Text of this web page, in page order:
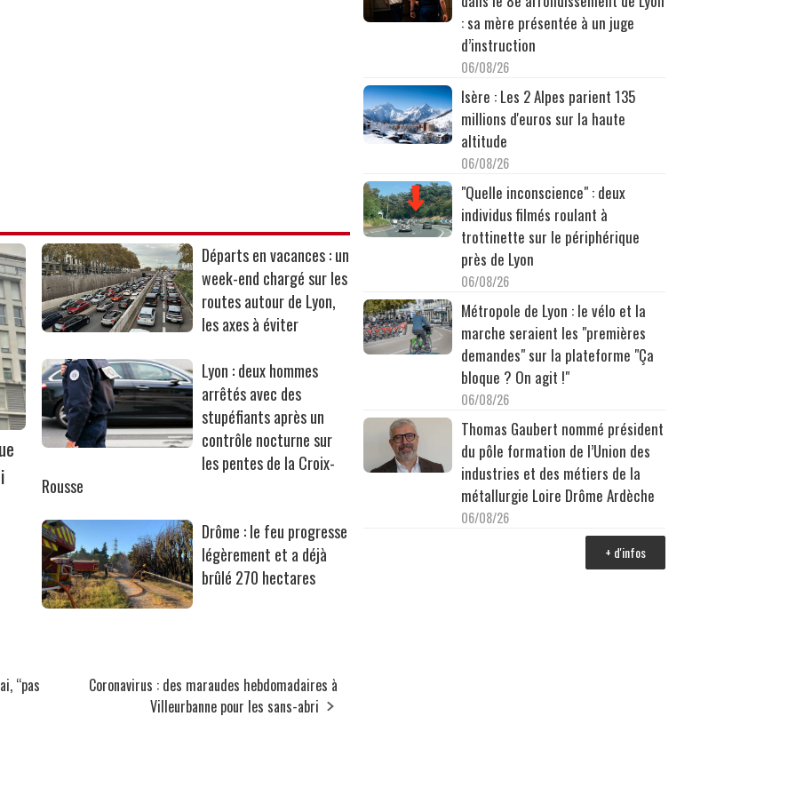
Départs en vacances : un
week-end chargé sur les
routes autour de Lyon,
les axes à éviter
Lyon : deux hommes
arrêtés avec des
stupéfiants après un
contrôle nocturne sur
les pentes de la Croix-
Rousse
Drôme : le feu progresse
légèrement et a déjà
brûlé 270 hectares
“pas
Coronavirus : des maraudes hebdomadaires à
Villeurbanne pour les sans-abri
: sa mère présentée à un juge
d’instruction
06/08/26
Isère : Les 2 Alpes parient 135
millions d'euros sur la haute
altitude
06/08/26
"Quelle inconscience" : deux
individus filmés roulant à
trottinette sur le périphérique
près de Lyon
06/08/26
Métropole de Lyon : le vélo et la
marche seraient les "premières
demandes" sur la plateforme "Ça
bloque ? On agit !"
06/08/26
Thomas Gaubert nommé président
du pôle formation de l’Union des
industries et des métiers de la
métallurgie Loire Drôme Ardèche
06/08/26
+ d'infos